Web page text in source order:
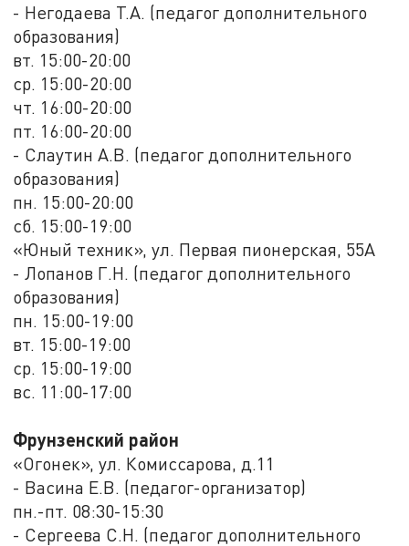
- Негодаева Т.А. (педагог дополнительного
образования)
вт. 15:00-20:00
ср. 15:00-20:00
чт. 16:00-20:00
пт. 16:00-20:00
- Слаутин А.В. (педагог дополнительного
образования)
пн. 15:00-20:00
сб. 15:00-19:00
«Юный техник», ул. Первая пионерская, 55А
- Лопанов Г.Н. (педагог дополнительного
образования)
пн. 15:00-19:00
вт. 15:00-19:00
ср. 15:00-19:00
вс. 11:00-17:00
Фрунзенский район
«Огонек», ул. Комиссарова, д.11
- Васина Е.В. (педагог-организатор)
пн.-пт. 08:30-15:30
- Сергеева С.Н. (педагог дополнительного